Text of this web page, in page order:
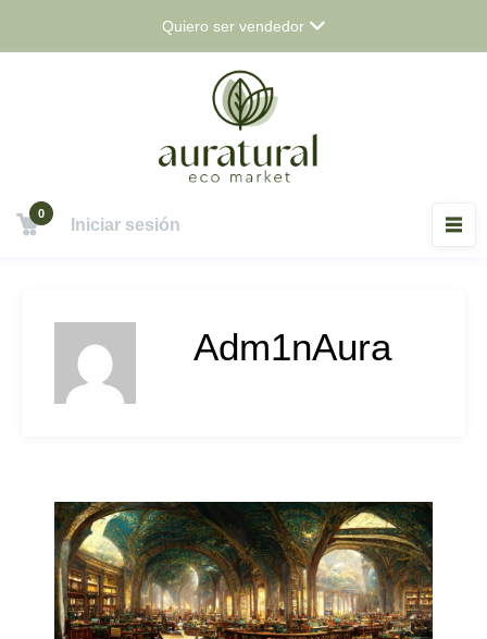
Quiero ser vendedor
0
Iniciar sesión
Adm1nAura